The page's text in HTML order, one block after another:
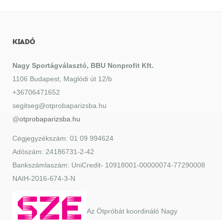
KIADÓ
Nagy Sportágválasztó, BBU Nonprofit Kft.
1106 Budapest, Maglódi út 12/b
+36706471652
segitseg@otprobaparizsba.hu
@otprobaparizsba.hu
Cégjegyzékszám: 01 09 994624
Adószám: 24186731-2-42
Bankszámlaszám: UniCredit- 10918001-00000074-77290008
NAIH-2016-674-3-N
Az Ötpróbát koordináló Nagy